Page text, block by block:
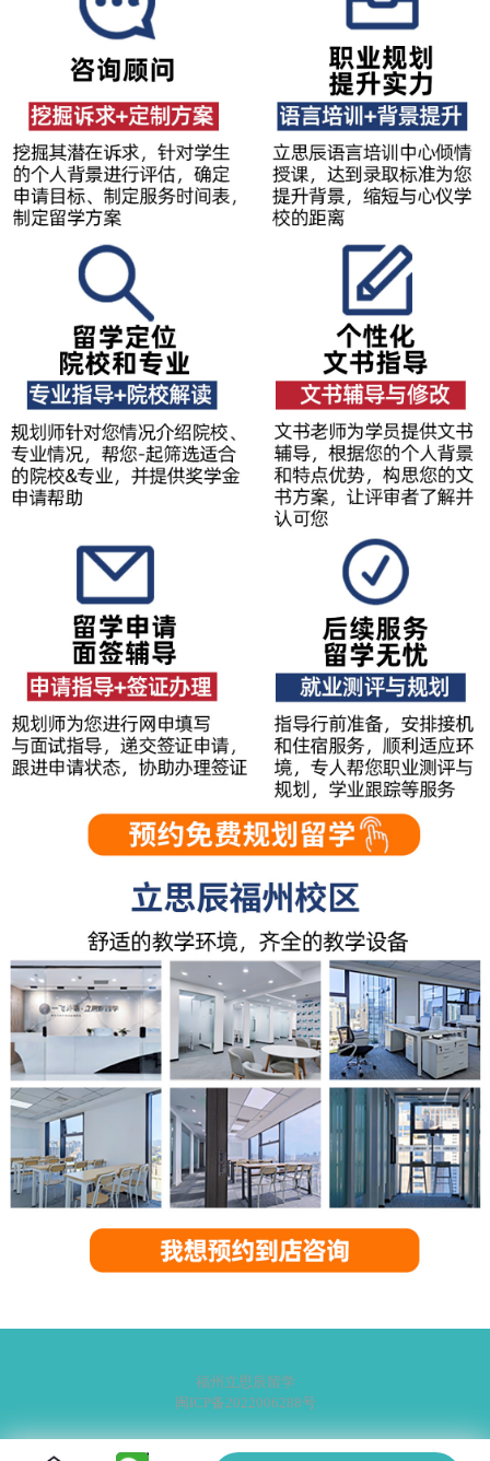
福州立思辰留学
闽ICP备2022006288号